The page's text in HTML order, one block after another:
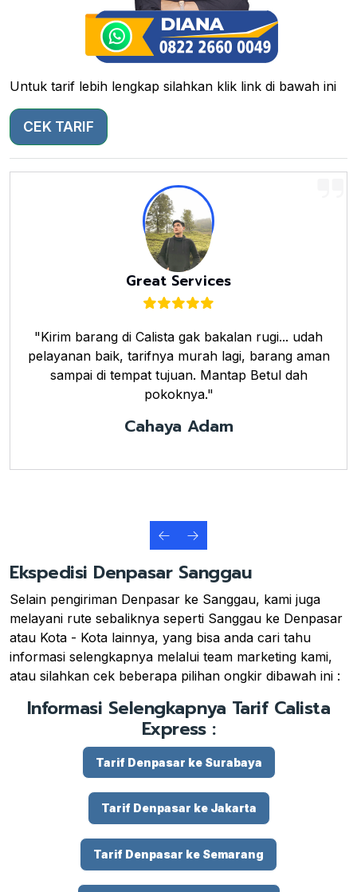
Untuk tarif lebih lengkap silahkan klik link di bawah ini
CEK TARIF
Great Services
"Kirim barang di Calista gak bakalan rugi... udah
pelayanan baik, tarifnya murah lagi, barang aman
sampai di tempat tujuan. Mantap Betul dah
pokoknya."
Cahaya Adam
Ekspedisi Denpasar Sanggau
Selain pengiriman Denpasar ke Sanggau, kami juga
melayani rute sebaliknya seperti Sanggau ke Denpasar
atau Kota - Kota lainnya, yang bisa anda cari tahu
informasi selengkapnya melalui team marketing kami,
atau silahkan cek beberapa pilihan ongkir dibawah ini :
Informasi Selengkapnya Tarif Calista
Express :
Tarif Denpasar ke Surabaya
Tarif Denpasar ke Jakarta
Tarif Denpasar ke Semarang